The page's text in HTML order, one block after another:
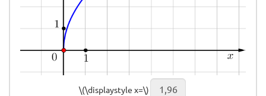
\(\displaystyle x=\)